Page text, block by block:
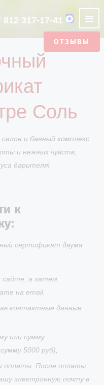
812 317-17-41
ОТЗЫВЫ
Соль
салон и банный комплекс
и нежных чувств,
дарителя!
к
сертификат двумя
сайте, а затем
на email.
контактные данные
или сумму
5000 руб);
оплаты. После оплаты
электронную почту в
СПА ФОТОГАЛЕРЕЯ
РУССКАЯ
ДРОВАХ
LUX
ПРОГРАММЫ
ЯПОНСКАЯ